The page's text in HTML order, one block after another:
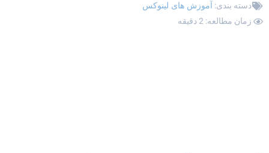
دسته بندی:آموزش های لینوکس
زمان مطالعه: 2 دقیقه